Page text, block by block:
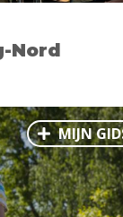
Nord
MIJN